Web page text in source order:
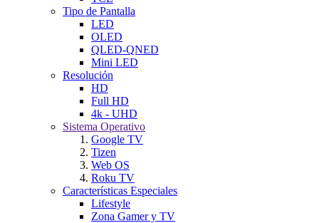
Tipo de Pantalla
LED
OLED
QLED-QNED
Mini LED
Resolución
HD
Full HD
4k - UHD
Sistema Operativo
Google TV
Tizen
Web OS
Roku TV
Características Especiales
Lifestyle
Zona Gamer y TV